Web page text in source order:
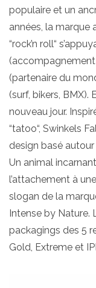
populaire et un
années, la marque
“rock’n roll“
(partenaire du
(surf, bikers,
nouveau jour.
“tatoo“, Swinkels
design basé
Un animal
l’attachement à
slogan de la
Intense by Nature.
packagings des 5
Gold, Extreme et